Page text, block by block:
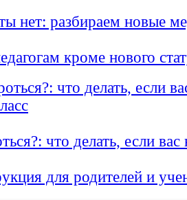
нет: разбираем новые
кроме нового
что делать, если
для родителей и